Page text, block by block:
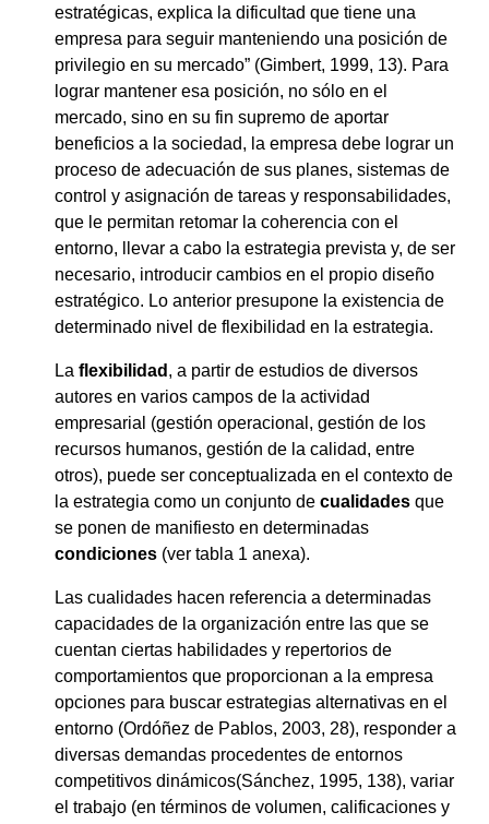
estratégicas, explica la dificultad que tiene una
empresa para seguir manteniendo una posición de
privilegio en su mercado” (Gimbert, 1999, 13). Para
lograr mantener esa posición, no sólo en el
mercado, sino en su fin supremo de aportar
beneficios a la sociedad, la empresa debe lograr un
proceso de adecuación de sus planes, sistemas de
control y asignación de tareas y responsabilidades,
que le permitan retomar la coherencia con el
entorno, llevar a cabo la estrategia prevista y, de ser
necesario, introducir cambios en el propio diseño
estratégico. Lo anterior presupone la existencia de
determinado nivel de flexibilidad en la estrategia.
La flexibilidad , a partir de estudios de diversos
autores en varios campos de la actividad
empresarial (gestión operacional, gestión de los
recursos humanos, gestión de la calidad, entre
otros), puede ser conceptualizada en el contexto de
la estrategia como un conjunto de cualidades que
se ponen de manifiesto en determinadas
condiciones (ver tabla 1 anexa).
Las cualidades hacen referencia a determinadas
capacidades de la organización entre las que se
cuentan ciertas habilidades y repertorios de
comportamientos que proporcionan a la empresa
opciones para buscar estrategias alternativas en el
entorno (Ordóñez de Pablos, 2003, 28), responder a
diversas demandas procedentes de entornos
competitivos dinámicos(Sánchez, 1995, 138), variar
el trabajo (en términos de volumen, calificaciones y